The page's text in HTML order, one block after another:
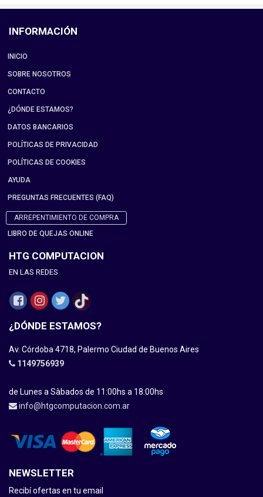
INFORMACIÓN
INICIO
SOBRE NOSOTROS
CONTACTO
¿DÓNDE ESTAMOS?
DATOS BANCARIOS
POLÍTICAS DE PRIVACIDAD
POLÍTICAS DE COOKIES
AYUDA
PREGUNTAS FRECUENTES (FAQ)
ARREPENTIMIENTO DE COMPRA
LIBRO DE QUEJAS ONLINE
HTG COMPUTACION
EN LAS REDES
¿DÓNDE ESTAMOS?
Av. Córdoba 4718, Palermo Ciudad de Buenos Aires
1149756939
de Lunes a Sàbados de 11:00hs a 18:00hs
info@htgcomputacion.com.ar
NEWSLETTER
Recibí ofertas en tu email